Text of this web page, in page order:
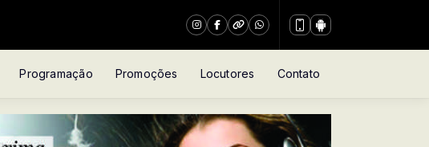
Programação Promoções Locutores Contato